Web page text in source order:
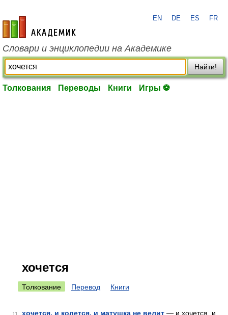
academic.ru
EN DE ES FR
Словари и энциклопедии на Академике
Найти!
Толкования Переводы Книги Игры ⚽
хочется
Толкование Перевод Книги
хочется, и колется, и матушка не велит — и хочется, и